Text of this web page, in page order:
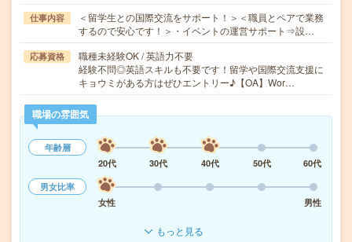
仕事内容
＜留学生との国際交流をサポート！＞＜職員とペアで業務
するので安心です！＞・イベントの運営サポート⇒設…
応募資格
職種未経験OK / 英語力不要
経験不問◎英語スキルも不要です！留学や国際交流支援に
キョウミがある方はぜひエントリー♪【OA】Wor…
職場の雰囲気
年齢層
20代
30代 40代 50代
60代
男女比率
女性
男性
もっと見る